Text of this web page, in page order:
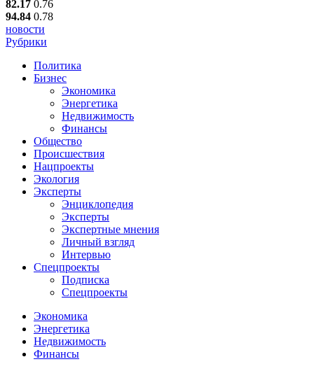
82.17 0.76
94.84 0.78
новости
Рубрики
Политика
Бизнес
Экономика
Энергетика
Недвижимость
Финансы
Общество
Происшествия
Нацпроекты
Экология
Эксперты
Энциклопедия
Эксперты
Экспертные мнения
Личный взгляд
Интервью
Спецпроекты
Подписка
Спецпроекты
Экономика
Энергетика
Недвижимость
Финансы